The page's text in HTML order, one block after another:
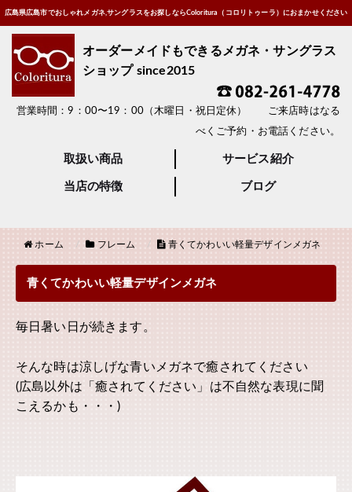
広島県広島市でおしゃれメガネ,サングラスをお探しならColoritura（コロリトゥーラ）におまかせください
オーダーメイドもできるメガネ・サングラス
ショップ since2015
営業時間：9：00〜19：00（木曜日・祝日定休） ご来店時はなる
べくご予約・お電話ください。
取扱い商品 サービス紹介
当店の特徴 ブログ
ホーム フレーム 青くてかわいい軽量デザインメガネ
青くてかわいい軽量デザインメガネ
毎日暑い日が続きます。
そんな時は涼しげな青いメガネで癒されてください
(広島以外は「癒されてください」は不自然な表現に聞
こえるかも・・・)